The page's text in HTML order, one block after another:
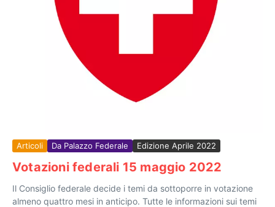
Articoli Da Palazzo Federale Edizione Aprile 2022
Votazioni federali 15 maggio 2022
Il Consiglio federale decide i temi da sottoporre in votazione
almeno quattro mesi in anticipo. Tutte le informazioni sui temi